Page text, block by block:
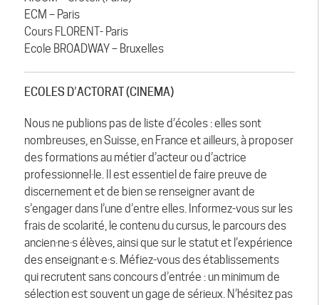
ECM – Paris
Cours FLORENT- Paris
Ecole BROADWAY – Bruxelles
ECOLES D’ACTORAT (CINEMA)
Nous ne publions pas de liste d’écoles : elles sont
nombreuses, en Suisse, en France et ailleurs, à proposer
des formations au métier d’acteur ou d’actrice
professionnel·le. Il est essentiel de faire preuve de
discernement et de bien se renseigner avant de
s’engager dans l’une d’entre elles. Informez-vous sur les
frais de scolarité, le contenu du cursus, le parcours des
ancien·ne·s élèves, ainsi que sur le statut et l’expérience
des enseignant·e·s. Méfiez-vous des établissements
qui recrutent sans concours d’entrée : un minimum de
sélection est souvent un gage de sérieux. N’hésitez pas